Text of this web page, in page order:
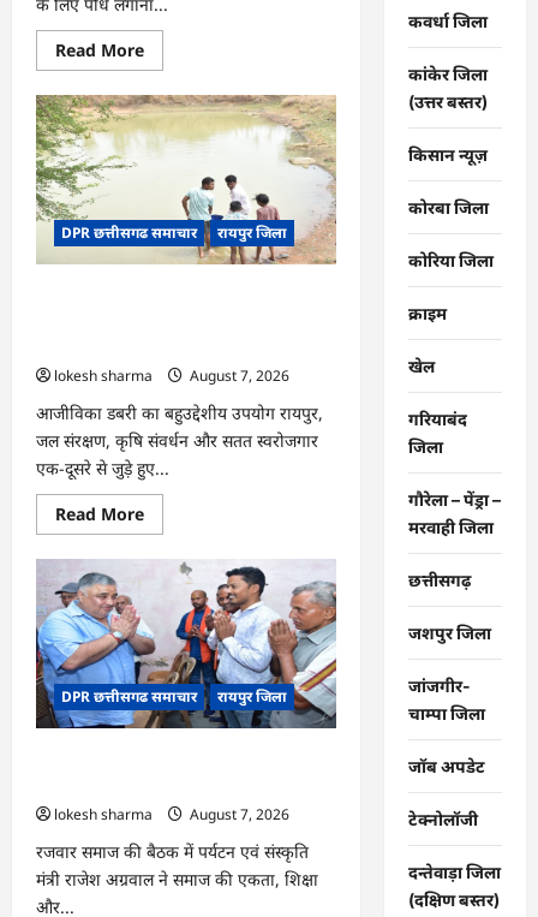
के लिए पौधे लगाना...
Read MoreRead
more
CG
:
वन
महोत्सव
माँ
के
नाम’
अभियान
DPR छत्तीसगढ समाचार रायपुर जिला
lokesh sharma
August 7, 2026
आजीविका डबरी का बहुउद्देशीय उपयोग रायपुर,
जल संरक्षण, कृषि संवर्धन और सतत स्वरोजगार
एक-दूसरे से जुड़े हुए...
Read MoreRead
more
CG
संरक्षण
से
बदला
जीवन
:
धमतरी
के
भोथापारा
आर्थिक
का
नया
आधार
DPR छत्तीसगढ समाचार रायपुर जिला
lokesh sharma
August 7, 2026
रजवार समाज की बैठक में पर्यटन एवं संस्कृति
मंत्री राजेश अग्रवाल ने समाज की एकता, शिक्षा
और...
कवर्धा जिला
कांकेर जिला
(उत्तर बस्तर)
किसान न्यूज़
कोरबा जिला
कोरिया जिला
क्राइम
खेल
गरियाबंद
जिला
गौरेला – पेंड्रा –
मरवाही जिला
छत्तीसगढ़
जशपुर जिला
जांजगीर-
चाम्पा जिला
जॉब अपडेट
टेक्नोलॉजी
दन्तेवाड़ा जिला
(दक्षिण बस्तर)